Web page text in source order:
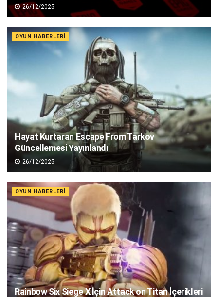
26/12/2025
OYUN HABERLERI
Hayat Kurtaran Escape From Tarkov
Güncellemesi Yayınlandı
26/12/2025
OYUN HABERLERI
Rainbow Six Siege X İçin Attack on Titan İçerikleri